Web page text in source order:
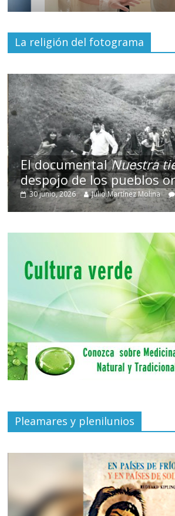
La religión del fotograma
El documentalNuestra
despojo de los pueblos
30 junio, 2026 Julio Martínez Molina
Pleamares y plenilunios